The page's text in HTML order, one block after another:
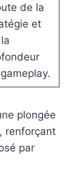
de la
et
plongée
renforçant
par